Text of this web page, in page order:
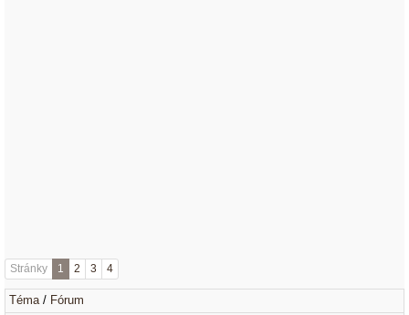
Stránky 1 2 3 4
Téma / Fórum